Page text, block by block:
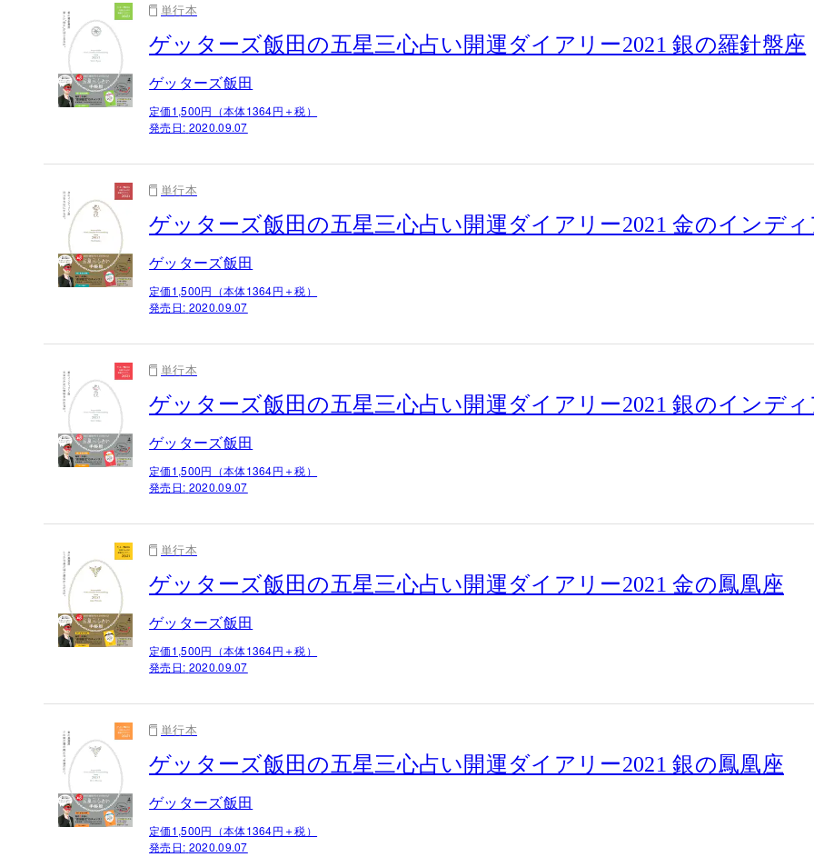
単行本
ゲッターズ飯田の五星三心占い開運ダイアリー2021 銀の羅針盤座
ゲッターズ飯田
定価1,500円（本体1364円＋税）
発売日: 2020.09.07
単行本
ゲッターズ飯田の五星三心占い開運ダイアリー2021 金のインデ
ゲッターズ飯田
定価1,500円（本体1364円＋税）
発売日: 2020.09.07
単行本
ゲッターズ飯田の五星三心占い開運ダイアリー2021 銀のインデ
ゲッターズ飯田
定価1,500円（本体1364円＋税）
発売日: 2020.09.07
単行本
ゲッターズ飯田の五星三心占い開運ダイアリー2021 金の鳳凰座
ゲッターズ飯田
定価1,500円（本体1364円＋税）
発売日: 2020.09.07
単行本
ゲッターズ飯田の五星三心占い開運ダイアリー2021 銀の鳳凰座
ゲッターズ飯田
定価1,500円（本体1364円＋税）
発売日: 2020.09.07